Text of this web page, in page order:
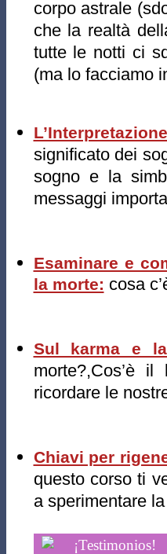
corpo astrale
che la realtà
tutte le notti ci
(ma lo facciamo
significato dei
sogno e la
messaggi
Esaminare e
la morte: cosa
Sul karma e la
morte?,Cos’è
ricordare le
Chiavi per
questo corso ti
a sperimentare
¡Testimonios!